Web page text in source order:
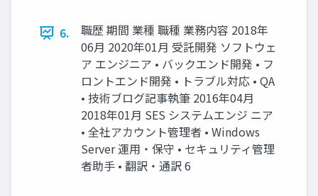
6.
職歴 期間 業種 職種 業務内容 2018年
06月 2020年01月 受託開発 ソフトウェ
ア エンジニア • バックエンド開発 • フ
ロントエンド開発 • トラブル対応 • QA
• 技術ブログ記事執筆 2016年04月
2018年01月 SES システムエンジ ニア
• 全社アカウント管理者 • Windows
Server 運用・保守 • セキュリティ管理
者助手 • 翻訳・通訳 6